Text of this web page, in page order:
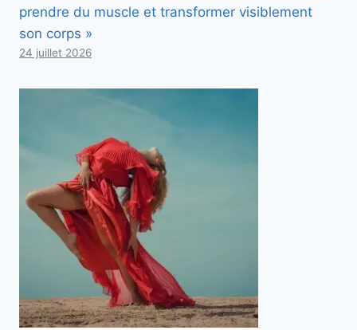
prendre du muscle et transformer visiblement
son corps »
24 juillet 2026